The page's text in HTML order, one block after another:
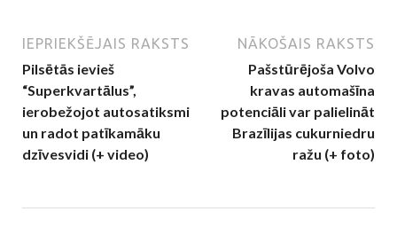
IEPRIEKŠĒJAIS RAKSTS
Pilsētās ievieš
“Superkvartālus”,
ierobežojot autosatiksmi
un radot patīkamāku
dzīvesvidi (+ video)
NĀKOŠAIS RAKSTS
Pašstūrējoša Volvo
kravas automašīna
potenciāli var palielināt
Brazīlijas cukurniedru
ražu (+ foto)